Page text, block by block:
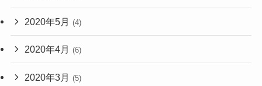
2020年5月 (4)
2020年4月 (6)
2020年3月 (5)